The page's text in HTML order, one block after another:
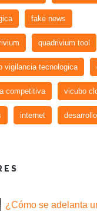
fake news
quadrivium tool
vigilancia tecnologica
competitiva vicubo
internet
¿Cómo se adelanta